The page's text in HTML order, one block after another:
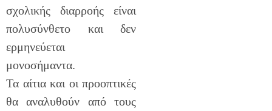
σχολικής διαρροής είναι
πολυσύνθετο και δεν
ερμηνεύεται
μονοσήμαντα.
Τα αίτια και οι προοπτικές
θα αναλυθούν από τους